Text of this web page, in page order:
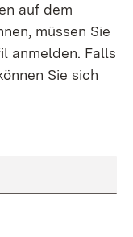
auf dem
müssen Sie
anmelden. Falls
Sie sich